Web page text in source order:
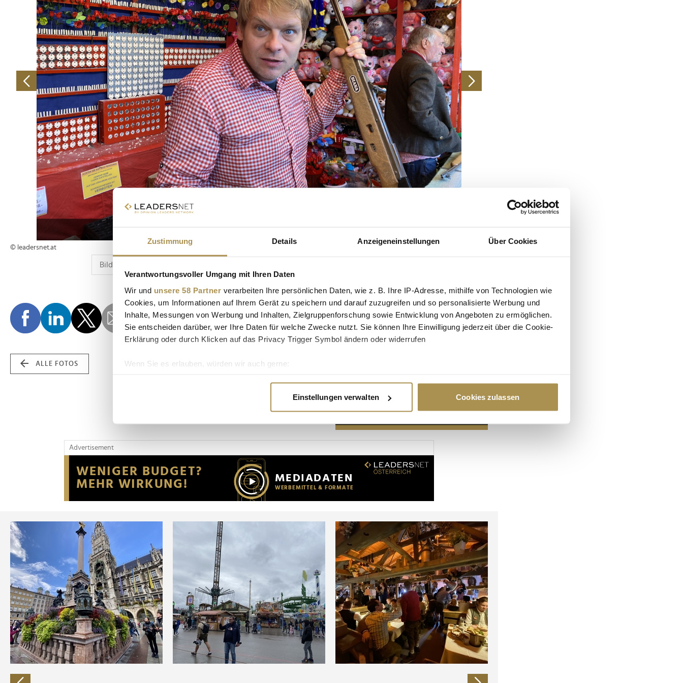
Zustimmung Details Anzeigeneinstellungen Über Cookies
Verantwortungsvoller Umgang mit Ihren Daten
Wir und unsere 58 Partner verarbeiten Ihre persönlichen Daten, wie z. B. Ihre IP-Adresse, mithilfe von Technologien wie
Cookies, um Informationen auf Ihrem Gerät zu speichern und darauf zuzugreifen und so personalisierte Werbung und
Inhalte, Messungen von Werbung und Inhalten, Zielgruppenforschung sowie Entwicklung von Angeboten zu ermöglichen.
Sie entscheiden darüber, wer Ihre Daten für welche Zwecke nutzt. Sie können Ihre Einwilligung jederzeit über die Cookie-
Erklärung oder durch Klicken auf das Privacy Trigger Symbol ändern oder widerrufen
Wenn Sie es erlauben, würden wir auch gerne:
Erfahren Sie mehr darüber, wie Ihre persönlichen Daten verarbeitet werden, und legen Sie Ihre Präferenzen im
Wir verwenden Cookies, um Inhalte und Anzeigen zu personalisieren, Funktionen für soziale Medien anbieten zu können
Website an unsere Partner für soziale Medien, Werbung und Analysen weiter. Unsere Partner führen diese Informationen
möglicherweise mit weiteren Daten zusammen, die Sie ihnen bereitgestellt haben oder die sie im Rahmen Ihrer Nutzung
der Dienste gesammelt haben.
Einstellungen verwalten Cookies zulassen
© leadersnet.at
ALLE FOTOS
Advertisement
Advertisement